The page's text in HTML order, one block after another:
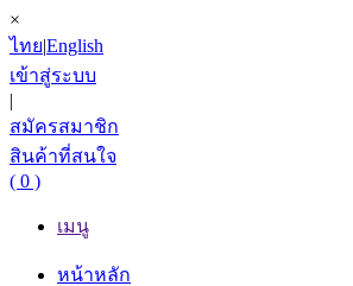
×
ไทย|English
เข้าสู่ระบบ
|
สมัครสมาชิก
สินค้าที่สนใจ
( 0 )
เมนู
หน้าหลัก